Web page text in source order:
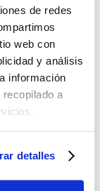
de redes
web con
y análisis
información
a
detalles